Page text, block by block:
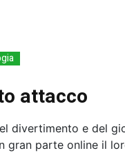
attacco
divertimento e del
gran parte online il